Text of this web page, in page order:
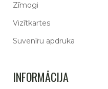
Zīmogi
Vizītkartes
Suvenīru apdruka
INFORMĀCIJA